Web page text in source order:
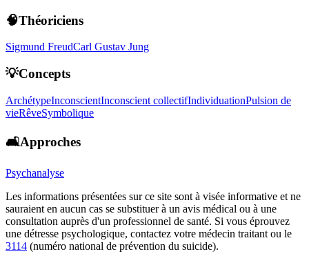
🧠Théoriciens
Sigmund FreudCarl Gustav Jung
💡Concepts
ArchétypeInconscientInconscient collectifIndividuationPulsion de
vieRêveSymbolique
🛋️Approches
Psychanalyse
Les informations présentées sur ce site sont à visée informative et ne
sauraient en aucun cas se substituer à un avis médical ou à une
consultation auprès d'un professionnel de santé. Si vous éprouvez
une détresse psychologique, contactez votre médecin traitant ou le
3114 (numéro national de prévention du suicide).